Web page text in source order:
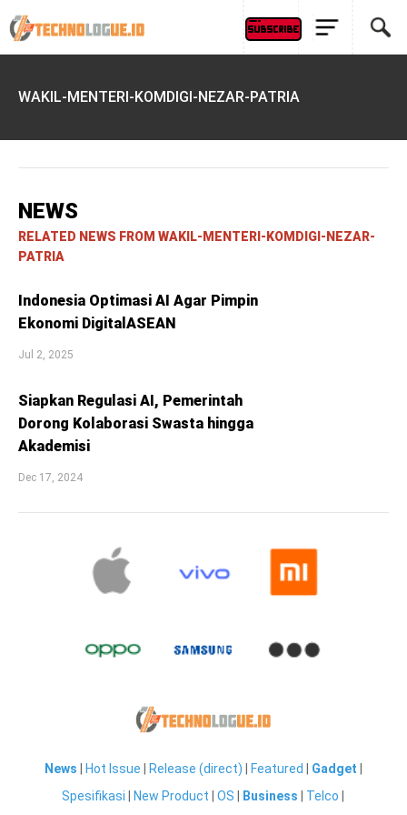
WAKIL-MENTERI-KOMDIGI-NEZAR-PATRIA
NEWS
RELATED NEWS FROM WAKIL-MENTERI-KOMDIGI-NEZAR-
PATRIA
Indonesia Optimasi AI Agar Pimpin
Ekonomi DigitalASEAN
Jul 2, 2025
Siapkan Regulasi AI, Pemerintah
Dorong Kolaborasi Swasta hingga
Akademisi
Dec 17, 2024
News Hot Issue Release (direct) Featured Gadget
Spesifikasi
New Product |OS Business Telco